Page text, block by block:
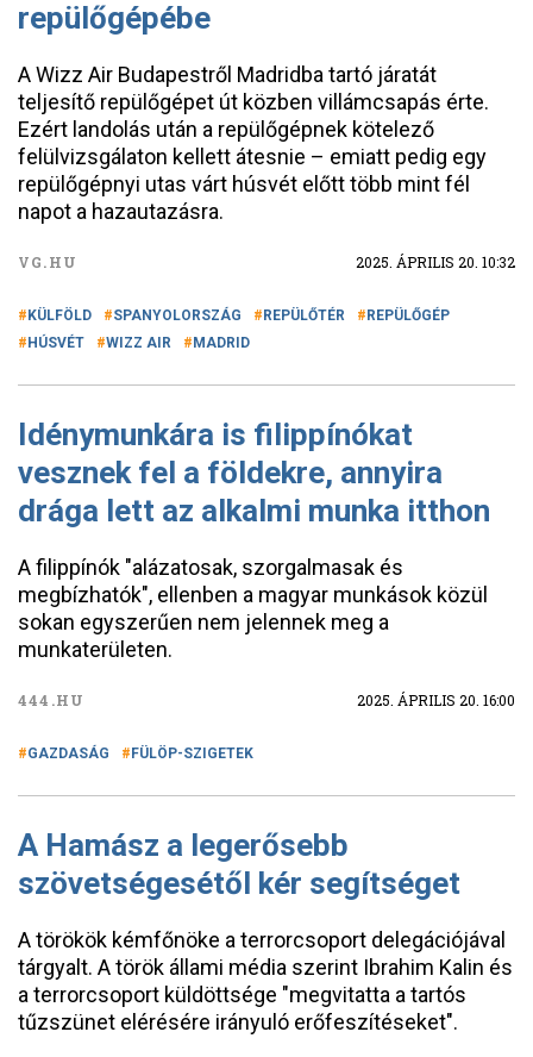
repülőgépébe
A Wizz Air Budapestről Madridba tartó járatát
teljesítő repülőgépet út közben villámcsapás érte.
Ezért landolás után a repülőgépnek kötelező
felülvizsgálaton kellett átesnie – emiatt pedig egy
repülőgépnyi utas várt húsvét előtt több mint fél
napot a hazautazásra.
VG.HU 2025. ÁPRILIS 20. 10:32
KÜLFÖLD SPANYOLORSZÁG REPÜLŐTÉR
REPÜLŐGÉP
HÚSVÉT
WIZZ AIR MADRID
Idénymunkára is filippínókat
vesznek fel a földekre, annyira
drága lett az alkalmi munka itthon
A filippínók "alázatosak, szorgalmasak és
megbízhatók", ellenben a magyar munkások közül
sokan egyszerűen nem jelennek meg a
munkaterületen.
444.HU 2025. ÁPRILIS 20. 16:00
GAZDASÁG FÜLÖP-SZIGETEK
A Hamász a legerősebb
szövetségesétől kér segítséget
A törökök kémfőnöke a terrorcsoport delegációjával
tárgyalt. A török állami média szerint Ibrahim Kalin és
a terrorcsoport küldöttsége "megvitatta a tartós
tűzszünet elérésére irányuló erőfeszítéseket".